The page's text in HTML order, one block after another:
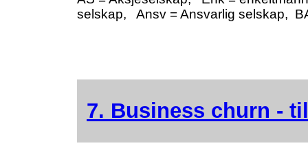
3101 Halden
2010
19
3101 Halden
2009
26
3101 Halden
2003
16
3101 Halden
2002 13
selskap, Ansv = Ansvarlig selskap,
7. Business churn -